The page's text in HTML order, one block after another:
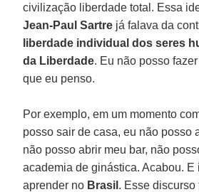
civilização liberdade total. Essa
Jean-Paul Sartre já falava da
liberdade individual dos seres
da Liberdade. Eu não posso
que eu penso.
Por exemplo, em um momento
posso sair de casa, eu não posso
não posso abrir meu bar, não
academia de ginástica. Acabou. E
aprender no Brasil . Esse